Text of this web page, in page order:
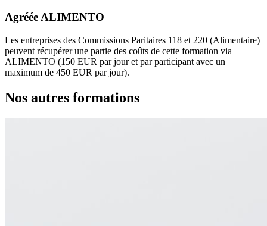
Agréée ALIMENTO
Les entreprises des Commissions Paritaires 118 et 220 (Alimentaire)
peuvent récupérer une partie des coûts de cette formation via
ALIMENTO (150 EUR par jour et par participant avec un
maximum de 450 EUR par jour).
Nos autres formations